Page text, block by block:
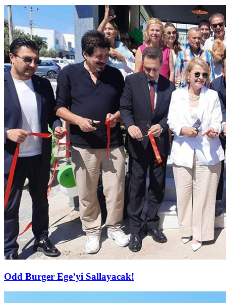
Odd Burger Ege’yi Sallayacak!